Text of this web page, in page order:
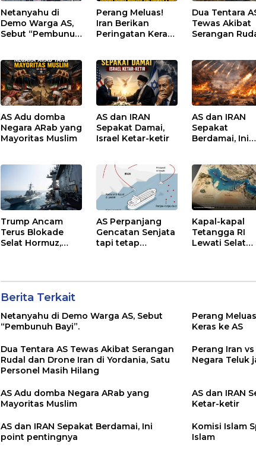
Netanyahu di
Demo Warga AS,
Sebut “Pembunuh
Perang Meluas!
Iran Berikan
Peringatan Keras
Dua Tentara
Tewas Akibat
Serangan
Personel
Hilang
AS Adu domba
Negara ARab yang
Mayoritas Muslim
AS dan IRAN
Sepakat Damai,
Israel Ketar-ketir
AS dan IRAN
Sepakat
Berdamai, Ini
Trump Ancam
Terus Blokade
Selat Hormuz,
AS Perpanjang
Gencatan Senjata
tapi tetap
Kapal-kapal
Tetangga RI
Lewati Selat
Indonesia?
Berita Terkait
Netanyahu di Demo Warga AS, Sebut
“Pembunuh Bayi”.
Perang
Keras ke AS
Dua Tentara AS Tewas Akibat Serangan
Rudal dan Drone Iran di Yordania, Satu
Personel Masih Hilang
Perang Iran
Negara Teluk
AS Adu domba Negara ARab yang
Mayoritas Muslim
AS dan IRAN
Ketar-ketir
AS dan IRAN Sepakat Berdamai, Ini
point pentingnya
Komisi Islam
Islam